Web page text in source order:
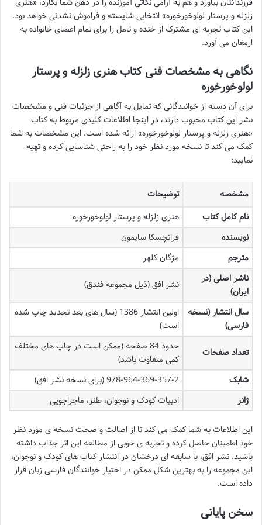
زلزله و پرستار لولوخورخوره» انتخابی شایسته و فراموش نشدنی خواهد بود.
این کتاب تجربه ای مشترک از خنده و تامل را برای تمام اعضای خانواده به
ارمغان می آورد.
نگاهی به مشخصات فنی کتاب هنری زلزله و پرستار
لولوخورخوره
برای آن دسته از خوانندگانی که تمایل به آگاهی از جزئیات فنی و مشخصات
نشر این کتاب محبوب دارند، در اینجا اطلاعات کلیدی مربوط به کتاب
«هنری زلزله و پرستار لولوخورخوره» ارائه شده است. این مشخصات به شما
کمک می کند تا نسخه مورد نظر خود را به راحتی شناسایی کرده و تهیه
نمایید:
مشخصه
توضیحات
نام کامل کتاب
هنری زلزله و پرستار لولوخورخوره
نویسنده
فرانچسکا سایمون
مترجم
مژگان کلهر
ناشر اصلی (در
ایران)
نشر افق (ذیل مجموعه فندق)
سال انتشار (نسخه
فارسی)
اولین انتشار 1386 (سال های بعد تجدید چاپ شده
است)
تعداد صفحات
حدود 84 صفحه (ممکن است در چاپ های مختلف
کمی متفاوت باشد)
شابک
978-964-369-357-2 (برای نسخه نشر افق)
ژانر
ادبیات کودک و نوجوان، طنز، ماجراجویی
این اطلاعات به شما کمک می کند تا از اصالت و صحت نسخه ی مورد نظر
خود اطمینان حاصل کرده و تجربه ی خوبی از مطالعه این اثر جذاب داشته
باشید. نشر افق، با سابقه ای درخشان در انتشار کتاب های کودک و نوجوان،
این مجموعه را به بهترین شکل ممکن در اختیار خوانندگان فارسی زبان قرار
داده است.
سخن پایانی